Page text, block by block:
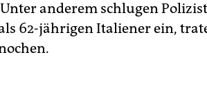
anderem schlugen
62-jährigen Italiener ein,